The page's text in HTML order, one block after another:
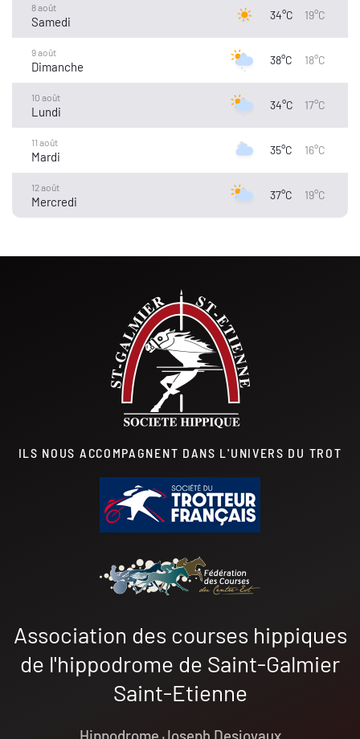
8 août
Samedi 34°C 19°C
9 août
Dimanche 38°C 18°C
10 août
Lundi 34°C 17°C
11 août
Mardi 35°C 16°C
12 août
Mercredi 37°C 19°C
ILS NOUS ACCOMPAGNENT DANS L'UNIVERS DU TROT
Association des courses hippiques
de l'hippodrome de Saint-Galmier
Saint-Etienne
Hippodrome Joseph Desjoyaux